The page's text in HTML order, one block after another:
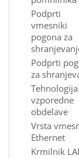
Podprti
vmesniki
pogona za
Podprti
za
Tehnologija
vzporedne
obdelave
Vrsta
Ethernet
Krmilnik